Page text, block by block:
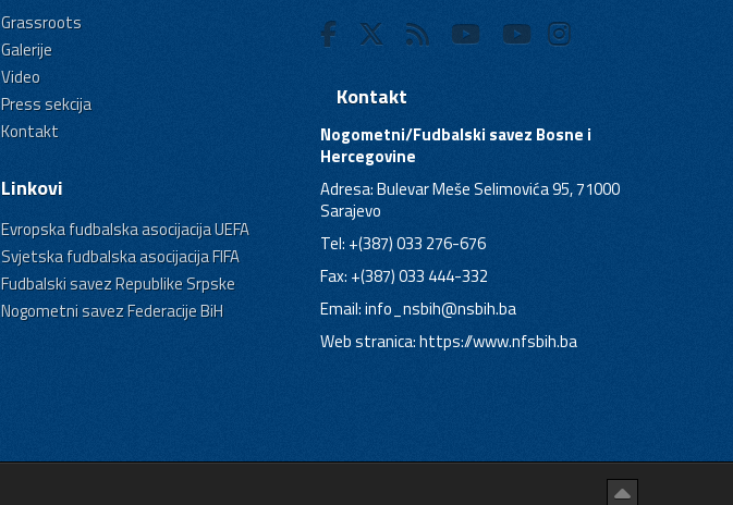
Grassroots
Galerije
Video
Press sekcija
Kontakt
Linkovi
Evropska fudbalska asocijacija UEFA
Svjetska fudbalska asocijacija FIFA
Fudbalski savez Republike Srpske
Nogometni savez Federacije BiH
Kontakt
Nogometni/Fudbalski savez Bosne i
Hercegovine
Adresa: Bulevar Meše Selimovića 95, 71000
Sarajevo
Tel: +(387) 033 276-676
Fax: +(387) 033 444-332
Email:info_nsbih@nsbih.ba
Web stranica: https://www.nfsbih.ba